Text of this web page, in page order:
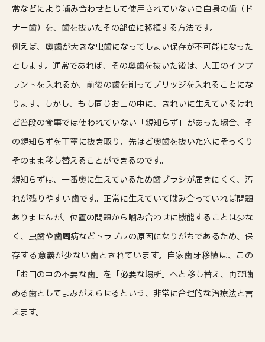
常などにより噛み合わせとして使用されていないご自身の歯（ド
ナー歯）を、歯を抜いたその部位に移植する方法です。
例えば、奥歯が大きな虫歯になってしまい保存が不可能になった
とします。通常であれば、その奥歯を抜いた後は、人工のインプ
ラントを入れるか、前後の歯を削ってブリッジを入れることにな
ります。しかし、もし同じお口の中に、きれいに生えているけれ
ど普段の食事では使われていない「親知らず」があった場合、そ
の親知らずを丁寧に抜き取り、先ほど奥歯を抜いた穴にそっくり
そのまま移し替えることができるのです。
親知らずは、一番奥に生えているため歯ブラシが届きにくく、汚
れが残りやすい歯です。正常に生えていて噛み合っていれば問題
ありませんが、位置の問題から噛み合わせに機能することは少な
く、虫歯や歯周病などトラブルの原因になりがちであるため、保
存する意義が少ない歯とされています。自家歯牙移植は、この
「お口の中の不要な歯」を「必要な場所」へと移し替え、再び噛
める歯としてよみがえらせるという、非常に合理的な治療法と言
えます。